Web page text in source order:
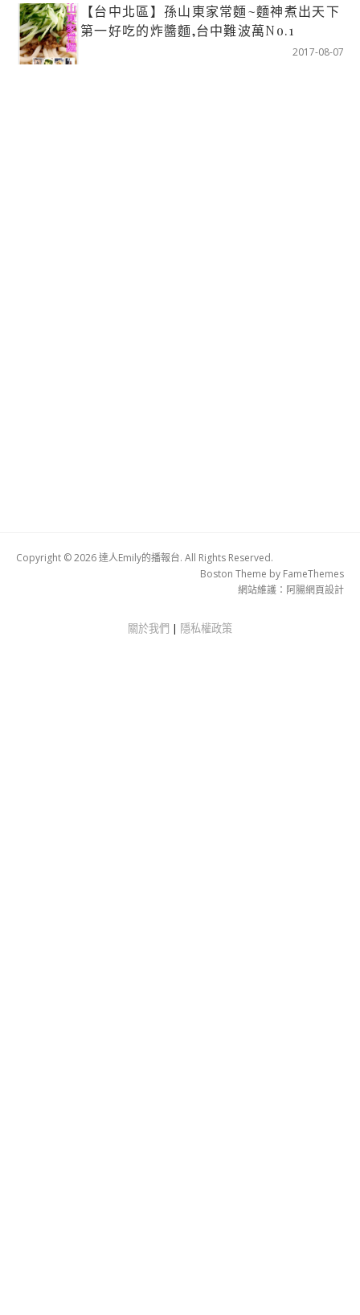
【台中北區】孫山東家常麵~麵神煮出天下
第一好吃的炸醬麵,台中難波萬No.1
2017-08-07
Copyright © 2026 達人Emily的播報台. All Rights Reserved.
Boston Theme by FameThemes
網站維護： 阿腸網頁設計
關於我們 | 隱私權政策